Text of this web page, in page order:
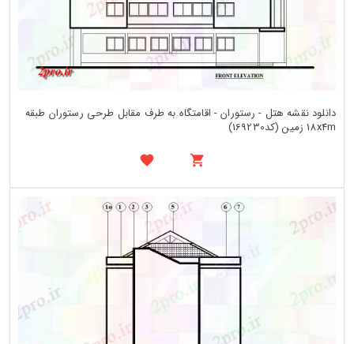
دانلود نقشه هتل - رستوران - اقامتگاه به طرف مقابل طرحی رستوران طبقه
18x4m زمین (کد169230)